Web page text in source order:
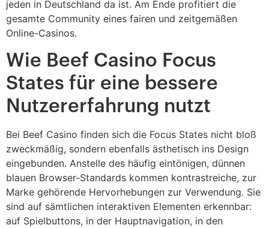
jeden in Deutschland da ist. Am Ende profitiert die
gesamte Community eines fairen und zeitgemäßen
Online-Casinos.
Wie Beef Casino Focus
States für eine bessere
Nutzererfahrung nutzt
Bei Beef Casino finden sich die Focus States nicht bloß
zweckmäßig, sondern ebenfalls ästhetisch ins Design
eingebunden. Anstelle des häufig eintönigen, dünnen
blauen Browser-Standards kommen kontrastreiche, zur
Marke gehörende Hervorhebungen zur Verwendung. Sie
sind auf sämtlichen interaktiven Elementen erkennbar:
auf Spielbuttons, in der Hauptnavigation, in den